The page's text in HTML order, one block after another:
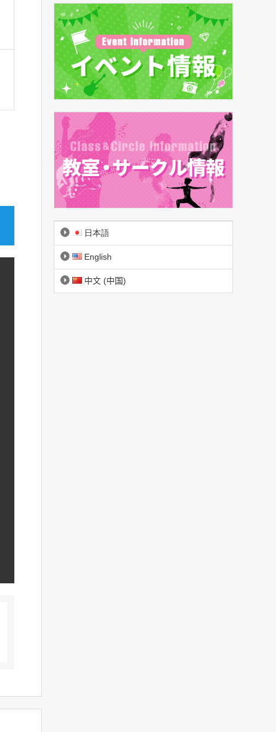
日本語
English
中文 (中国)